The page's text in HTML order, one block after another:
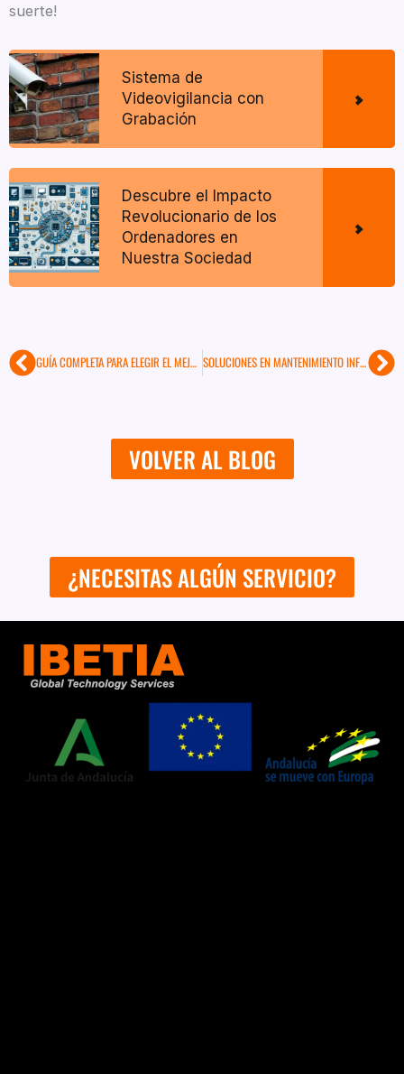
suerte!
Sistema de
Videovigilancia con
Grabación
Descubre el Impacto
Revolucionario de los
Ordenadores en
Nuestra Sociedad
Prev GUÍA COMPLETA PARA ELEGIR EL MEJOR SISTEMA DE VIDEOVIGILANCIA EN 2024 SOLUCIONES EN MANTENIMIENTO INFORMÁTICO PARA OFICINAS
VOLVER AL BLOG
¿NECESITAS ALGÚN SERVICIO?